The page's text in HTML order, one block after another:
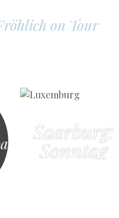
on Tour
Saarburg:
Sonntag